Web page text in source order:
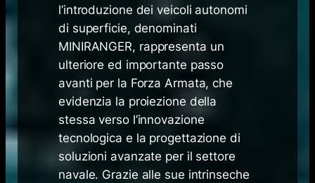
l’introduzione dei veicoli autonomi
di superficie, denominati
MINIRANGER, rappresenta un
ulteriore ed importante passo
avanti per la Forza Armata, che
evidenzia la proiezione della
stessa verso l’innovazione
tecnologica e la progettazione di
soluzioni avanzate per il settore
navale. Grazie alle sue intrinseche